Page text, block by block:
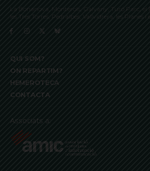
La Bonanova, Monterols, Galvany, Turó Parc, el
les Tres Torres, Pedralbes, Vallvidrera, les Planes i
QUI SOM?
ON REPARTIM?
HEMEROTECA
CONTACTA
Associats a: